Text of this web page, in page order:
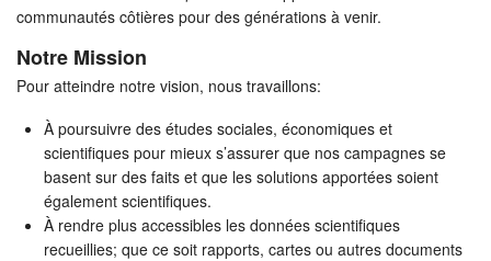
communautés côtières pour des générations à venir.
Notre Mission
Pour atteindre notre vision, nous travaillons:
À poursuivre des études sociales, économiques et
scientifiques pour mieux s’assurer que nos campagnes se
basent sur des faits et que les solutions apportées soient
également scientifiques.
À rendre plus accessibles les données scientifiques
recueillies; que ce soit rapports, cartes ou autres documents